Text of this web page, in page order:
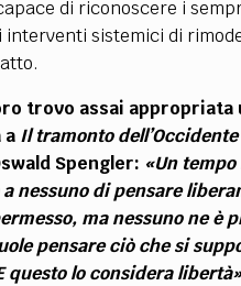
di riconoscere i
interventi sistemici di
trovo assai appropriata
Il tramonto dell’Occidente
Spengler: «Un
nessuno di pensare
ma nessuno ne è
pensare ciò che si
questo lo considera